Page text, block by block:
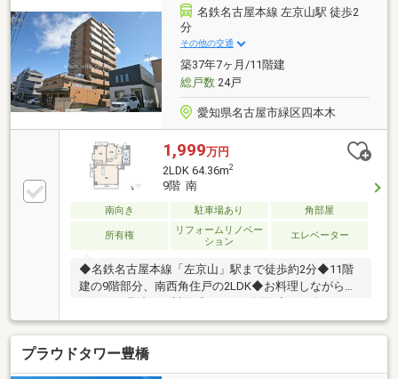
ご案内も可能！～お気兼ねなくお問合せくださいま
せ。住宅ローンやリフォームのご相談も承ります！
名鉄名古屋本線 左京山駅 徒歩2
分
その他の交通
築37年7ヶ月/11階建
総戸数24戸
愛知県名古屋市緑区四本木
1,999万円
2LDK 64.36m2
9階 南
南向き 駐車場あり 角部屋
所有権
リフォームリノベー
ション
エレベーター
◆名鉄名古屋本線「左京山」駅まで徒歩約2分◆11階
建の9階部分、南西角住戸の2LDK◆お料理しながらリ
フォーム済み、気持ち良く新生活開始できます◆家事
の時短も助けてくれる食洗機付き◆主寝室にはウォー
クインクローゼット付き◆3面バルコニー付きで開放
的◆明るい全室採光設計！気持ちよく過ごせます◆防
プラウドタワー豊橋